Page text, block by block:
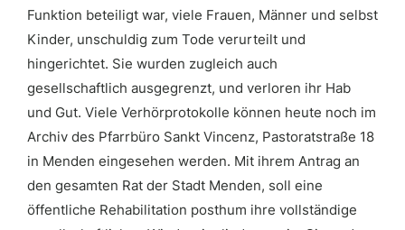
Funktion beteiligt war, viele Frauen, Männer und selbst
Kinder, unschuldig zum Tode verurteilt und
hingerichtet. Sie wurden zugleich auch
gesellschaftlich ausgegrenzt, und verloren ihr Hab
und Gut. Viele Verhörprotokolle können heute noch im
Archiv des Pfarrbüro Sankt Vincenz, Pastoratstraße 18
in Menden eingesehen werden. Mit ihrem Antrag an
den gesamten Rat der Stadt Menden, soll eine
öffentliche Rehabilitation posthum ihre vollständige